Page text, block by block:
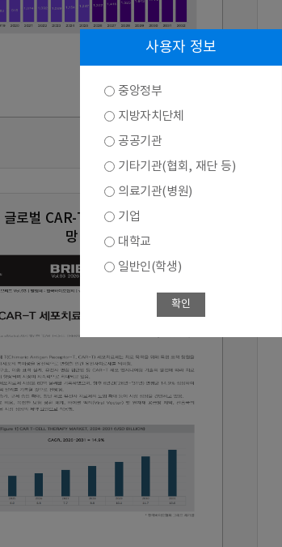
로벌 CAR-T 세포치료제 시장 현황 및 전
망
사용자 정보
중앙정부
지방자치단체
공공기관
기타기관(협회, 재단 등)
의료기관(병원)
기업
대학교
일반인(학생)
확인